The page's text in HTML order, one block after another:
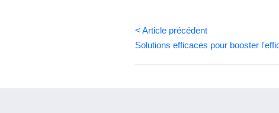
< Article précédent
Solutions efficaces pour booster